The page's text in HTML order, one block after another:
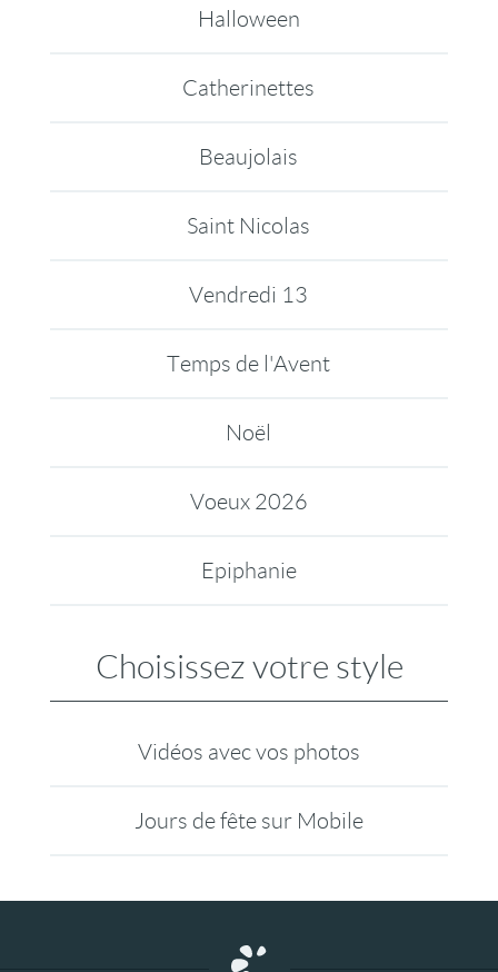
Halloween
Catherinettes
Beaujolais
Saint Nicolas
Vendredi 13
Temps de l'Avent
Noël
Voeux 2026
Epiphanie
Choisissez votre style
Vidéos avec vos photos
Jours de fête sur Mobile